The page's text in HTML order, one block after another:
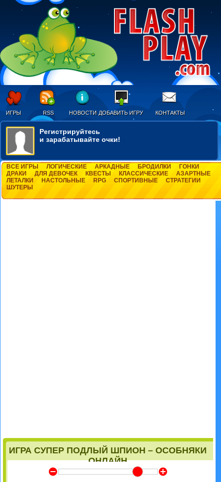
ИГРЫ RSS НОВОСТИ ДОБАВИТЬ ИГРУ КОНТАКТЫ
Регистрируйтесь
и зарабатывайте очки!
ВСЕ ИГРЫ ЛОГИЧЕСКИЕ АРКАДНЫЕ БРОДИЛКИ
ГОНКИ
ДРАКИ
ДЛЯ ДЕВОЧЕК КВЕСТЫ КЛАССИЧЕСКИЕ
АЗАРТНЫЕ
ЛЕТАЛКИ
НАСТОЛЬНЫЕ RPG СПОРТИВНЫЕ
СТРАТЕГИИ
ШУТЕРЫ
ИГРА СУПЕР ПОДЛЫЙ ШПИОН – ОСОБНЯКИ
ОНЛАЙН
Y Z